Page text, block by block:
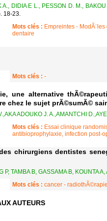
A., DIDIA E L., PESSON D. M.,
18-23.
Mots clés : Empreintes -
dentaire
Mots clés : -
une alternative
chez le sujet prÃ©sumÃ©
ADOUKO J. A.,AMANTCHI
Mots clés : Essai clinique
antibioprophylaxie, infection post-
chirurgiens dentistes
P, TAMBA B, GASSAMA B, KOUNTA
Mots clés : cancer -
AUTEURS